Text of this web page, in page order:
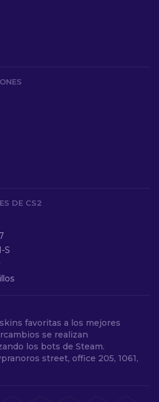
DE CS2
S
favoritas a los mejores
se realizan
los bots de Steam.
street, office 205, 1061,